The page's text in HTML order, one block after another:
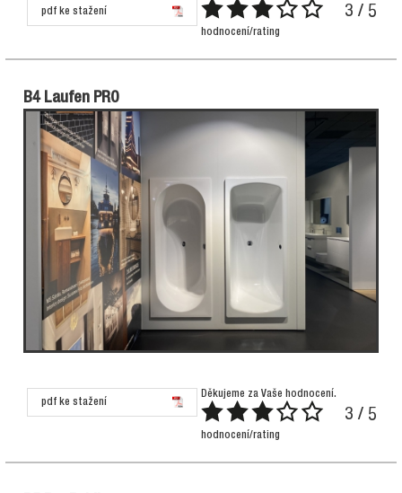
pdf ke stažení 3 / 5
hodnocení/rating
B4 Laufen PRO
pdf ke stažení
Děkujeme za Vaše hodnocení.
3 / 5
hodnocení/rating